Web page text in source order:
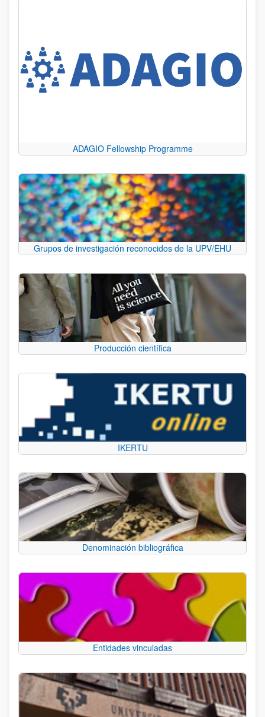
ADAGIO Fellowship Programme
Grupos de investigación reconocidos de la UPV/EHU
Producción científica
IKERTU
Denominación bibliográfica
Entidades vinculadas